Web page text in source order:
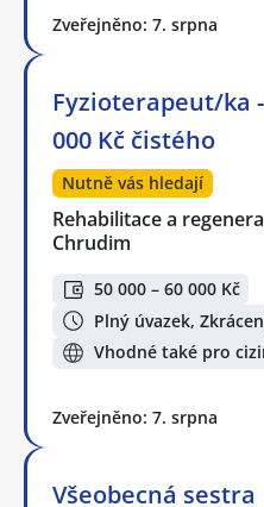
Zveřejněno: 7. srpna
Fyzioterapeut/ka
000 Kč čistého
Nutně vás hledají
Rehabilitace a
Chrudim
50 000 – 60 000 Kč
Plný úvazek,
Vhodné také pro
Zveřejněno: 7. srpna
Všeobecná sestra